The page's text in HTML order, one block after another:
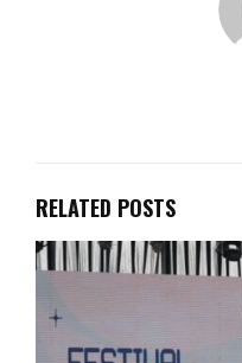
RELATED POSTS